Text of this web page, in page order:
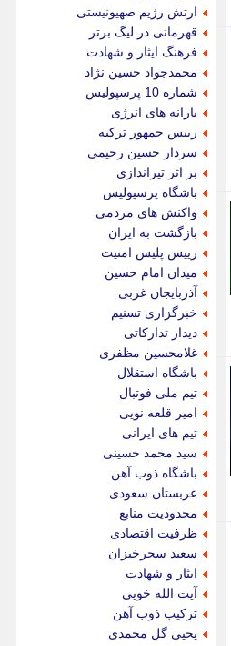
ارتش رژیم صهیونیستی
قهرمانی در لیگ برتر
فرهنگ ایثار و شهادت
محمدجواد حسین نژاد
شماره 10 پرسپولیس
یارانه های انرژی
رییس جمهور ترکیه
سردار حسین رحیمی
بر اثر تیراندازی
باشگاه پرسپولیس
واکنش های مردمی
بازگشت به ایران
رییس پلیس امنیت
میدان امام حسین
آذربایجان غربی
خبرگزاری تسنیم
دیدار تدارکاتی
غلامحسین مظفری
باشگاه استقلال
تیم ملی فوتبال
امیر قلعه نویی
تیم های ایرانی
سید محمد حسینی
باشگاه ذوب آهن
عربستان سعودی
محدودیت منابع
ظرفیت اقتصادی
سعید سحرخیزان
ایثار و شهادت
آیت الله خویی
ترکیب ذوب آهن
یحیی گل محمدی